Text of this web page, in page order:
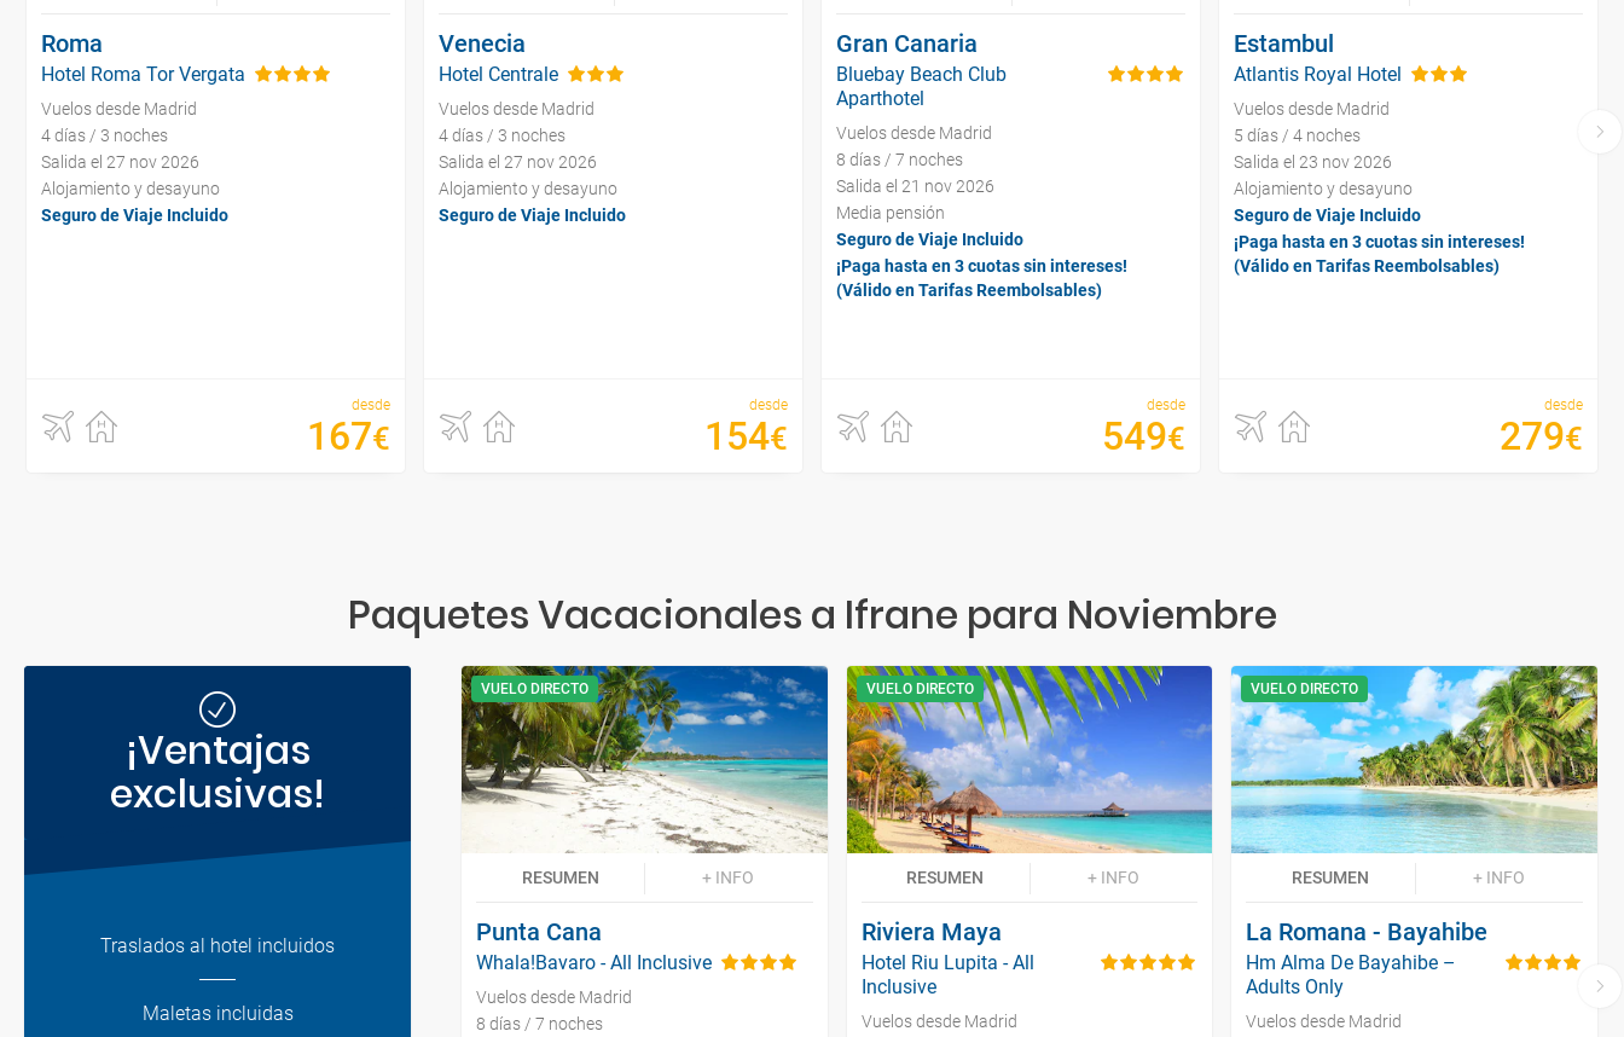
Roma
Hotel Roma Tor Vergata
Vuelos desde Madrid
4 días / 3 noches
Salida el 27 nov 2026
Alojamiento y desayuno
Seguro de Viaje Incluido
desde
167€
Venecia
Hotel Centrale
Vuelos desde Madrid
4 días / 3 noches
Salida el 27 nov 2026
Alojamiento y desayuno
Seguro de Viaje Incluido
desde
154€
Gran Canaria
Bluebay Beach Club
Aparthotel
Vuelos desde Madrid
8 días / 7 noches
Salida el 21 nov 2026
Media pensión
Seguro de Viaje Incluido
¡Paga hasta en 3 cuotas sin intereses!
(Válido en Tarifas Reembolsables)
desde
549€
Estambul
Atlantis Royal Hotel
Vuelos desde Madrid
5 días / 4 noches
Salida el 23 nov 2026
Alojamiento y desayuno
Seguro de Viaje Incluido
¡Paga hasta en 3 cuotas sin intereses!
(Válido en Tarifas Reembolsables)
desde
279€
Paquetes Vacacionales a Ifrane para Noviembre
¡Ventajas
exclusivas!
Traslados al hotel incluidos
Maletas incluidas
VUELO DIRECTO
RESUMEN + INFO
Punta Cana
Whala!Bavaro - All Inclusive
Vuelos desde Madrid
8 días / 7 noches
VUELO DIRECTO
RESUMEN + INFO
Riviera Maya
Hotel Riu Lupita - All
Inclusive
Vuelos desde Madrid
VUELO DIRECTO
RESUMEN + INFO
La Romana - Bayahibe
Hm Alma De Bayahibe –
Adults Only
Vuelos desde Madrid